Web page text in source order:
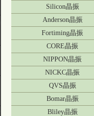
Silicon晶振
Anderson晶振
Fortiming晶振
CORE晶振
NIPPON晶振
NICKC晶振
QVS晶振
Bomar晶振
Bliley晶振